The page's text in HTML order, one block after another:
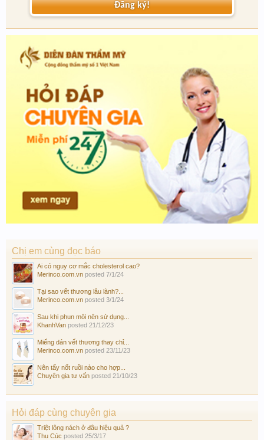
Đăng ký!
Chị em cùng đọc báo
Ai có nguy cơ mắc cholesterol cao?
Merinco.com.vn posted 7/1/24
Tại sao vết thương lâu lành?...
Merinco.com.vn posted 3/1/24
Sau khi phun môi nên sử dụng...
KhanhVan posted 21/12/23
Miếng dán vết thương thay chỉ...
Merinco.com.vn posted 23/11/23
Nên tẩy nốt ruồi nào cho hợp...
Chuyên gia tư vấn posted 21/10/23
Hỏi đáp cùng chuyên gia
Triệt lông nách ở đâu hiệu quả ?
Thu Cúc posted 25/3/17